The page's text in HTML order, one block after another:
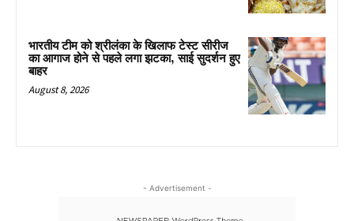
भारतीय टीम को श्रीलंका के खिलाफ टेस्ट सीरीज
का आगाज होने से पहले लगा झटका, साई सुदर्शन हुए
बाहर
August 8, 2026
- Advertisement -